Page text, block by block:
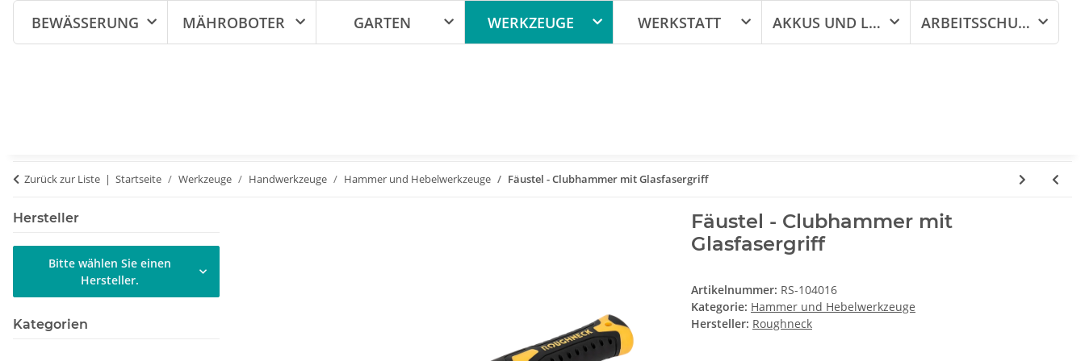
BEWÄSSERUNG MÄHROBOTER GARTEN WERKZEUGE WERKSTATT AKKUS UND LADEGERÄTE ARBEITSSCHUTZ
Zurück zur Liste Startseite Werkzeuge Handwerkzeuge Hammer und Hebelwerkzeuge Fäustel - Clubhammer mit Glasfasergriff
Fäustel - Clubhammer mit
Glasfasergriff
Artikelnummer: RS-104016
Kategorie: Hammer und Hebelwerkzeuge
Hersteller: Roughneck
Hersteller
Bitte wählen Sie einen
Hersteller.
Kategorien